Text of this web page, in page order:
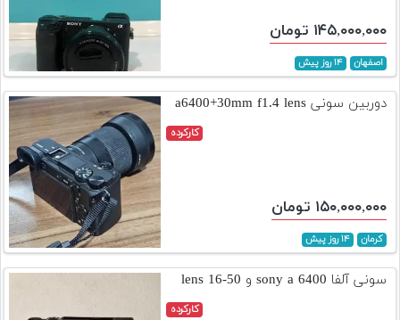
۱۴۵,۰۰۰,۰۰۰ تومان
اصفهان ۱۴ روز پیش
دوربین سونی a6400+30mm f1.4 lens
کارکرده
۱۵۰,۰۰۰,۰۰۰ تومان
کرمان ۱۴ روز پیش
سونی آلفا sony a 6400 و lens 16-50
کارکرده